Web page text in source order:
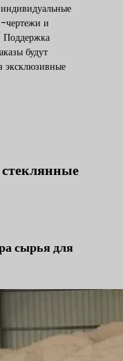
чертежи и
Поддержка
будут
эксклюзивные
сырья для